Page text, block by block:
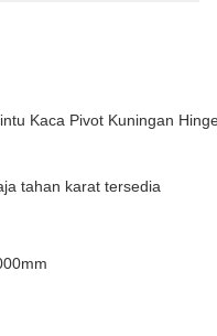
Kaca Pivot Kuningan
tahan karat tersedia